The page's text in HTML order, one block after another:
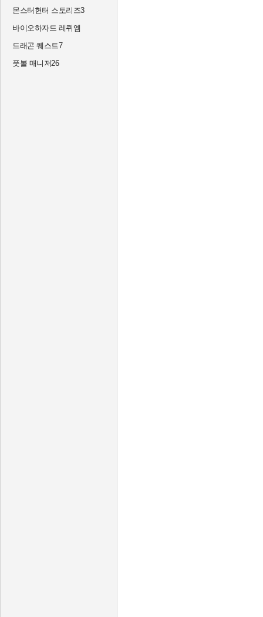
몬스터헌터 스토리즈3
바이오하자드 레퀴엠
드래곤 퀘스트7
풋볼 매니저26